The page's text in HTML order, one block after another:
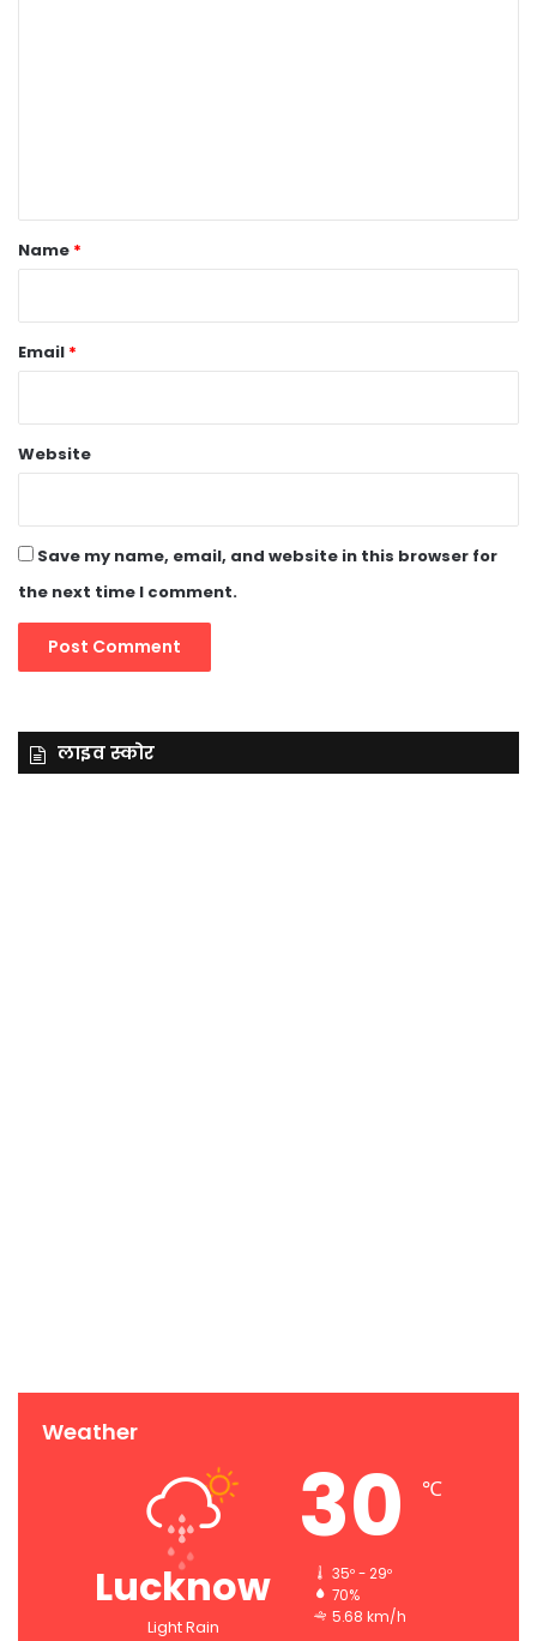
*
Name *
Email *
Website
Save my name, email, and website in this browser for
the next time I comment.
लाइव स्कोर
Weather
Lucknow
Light Rain
30 ℃
35º - 29º
70%
5.68 km/h